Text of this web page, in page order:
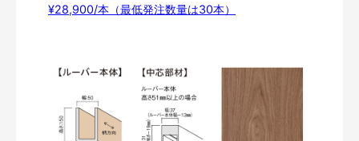
¥28,900/本（最低発注数量は30本）